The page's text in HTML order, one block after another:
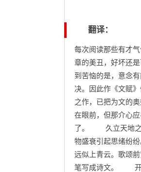
翻译：
每次阅读那些有才
章的美丑，好坏还
到苦恼的是，意念
决。因此作《文赋
之作，已把为文的
在眼前，但那介心
了。 久立天地之间
物盛衰引起思绪纷
远似上青云。歌颂
笔写成诗文。 开始